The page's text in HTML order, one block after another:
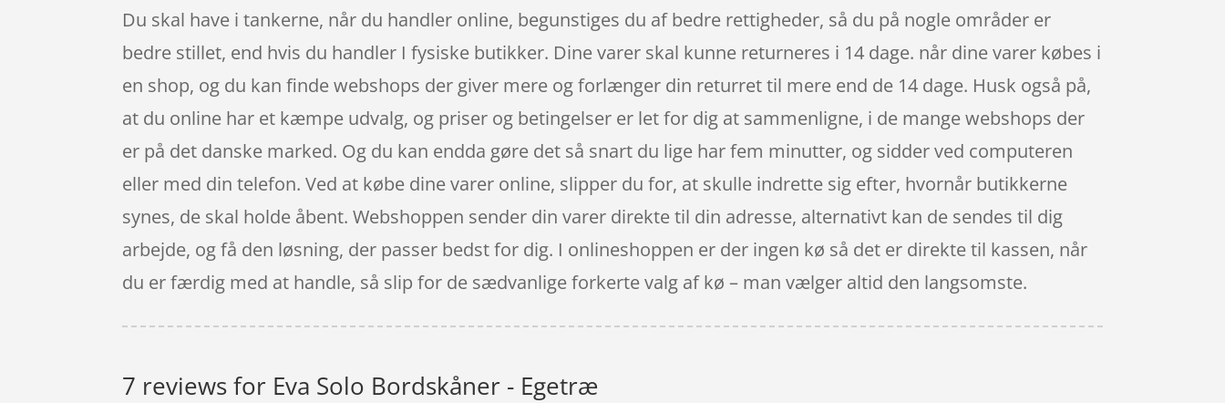
Du skal have i tankerne, når du handler online, begunstiges du af bedre rettigheder, så du på nogle områder er
bedre stillet, end hvis du handler I fysiske butikker. Dine varer skal kunne returneres i 14 dage. når dine varer købes i
en shop, og du kan finde webshops der giver mere og forlænger din returret til mere end de 14 dage. Husk også på,
at du online har et kæmpe udvalg, og priser og betingelser er let for dig at sammenligne, i de mange webshops der
er på det danske marked. Og du kan endda gøre det så snart du lige har fem minutter, og sidder ved computeren
eller med din telefon. Ved at købe dine varer online, slipper du for, at skulle indrette sig efter, hvornår butikkerne
synes, de skal holde åbent. Webshoppen sender din varer direkte til din adresse, alternativt kan de sendes til dig
arbejde, og få den løsning, der passer bedst for dig. I onlineshoppen er der ingen kø så det er direkte til kassen, når
du er færdig med at handle, så slip for de sædvanlige forkerte valg af kø – man vælger altid den langsomste.
7 reviews for Eva Solo Bordskåner - Egetræ